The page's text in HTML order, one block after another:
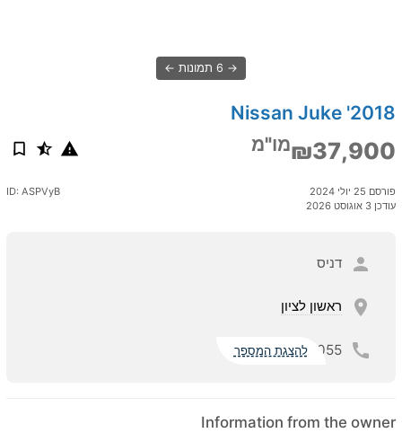
6 תמונות
2018' Nissan Juke
₪37,900מו"מ
פורסם 25 יולי 2024
עודכן 3 אוגוסט 2026
ID: ASPVyB
דניס
ראשון לציון
055 להצגת המספר
Information from the owner